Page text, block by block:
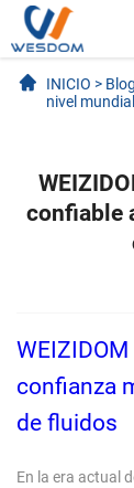
INICIO > Blog
nivel
confiable
confianza
de fluidos
En la era actual